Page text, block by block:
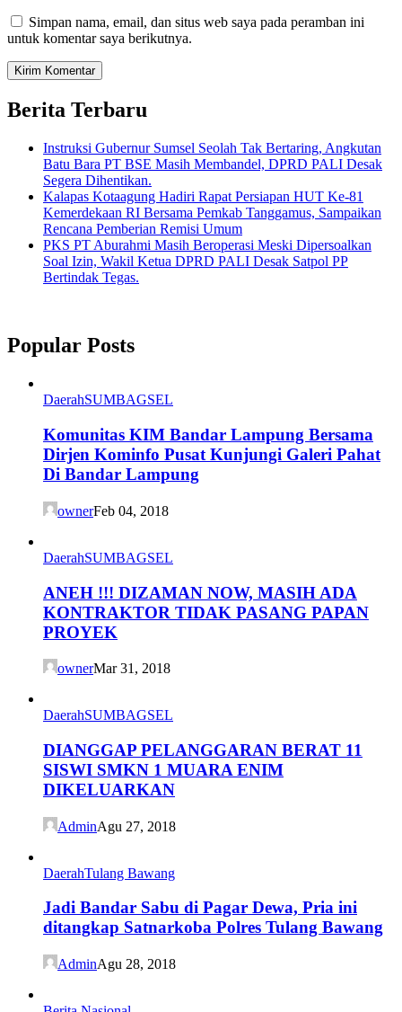
Simpan nama, email, dan situs web saya pada peramban ini
untuk komentar saya berikutnya.
Berita Terbaru
Instruksi Gubernur Sumsel Seolah Tak Bertaring, Angkutan
Batu Bara PT BSE Masih Membandel, DPRD PALI Desak
Segera Dihentikan.
Kalapas Kotaagung Hadiri Rapat Persiapan HUT Ke-81
Kemerdekaan RI Bersama Pemkab Tanggamus, Sampaikan
Rencana Pemberian Remisi Umum
PKS PT Aburahmi Masih Beroperasi Meski Dipersoalkan
Soal Izin, Wakil Ketua DPRD PALI Desak Satpol PP
Bertindak Tegas.
Popular Posts
DaerahSUMBAGSEL
Komunitas KIM Bandar Lampung Bersama
Dirjen Kominfo Pusat Kunjungi Galeri Pahat
Di Bandar Lampung
ownerFeb 04, 2018
DaerahSUMBAGSEL
ANEH !!! DIZAMAN NOW, MASIH ADA
KONTRAKTOR TIDAK PASANG PAPAN
PROYEK
ownerMar 31, 2018
DaerahSUMBAGSEL
DIANGGAP PELANGGARAN BERAT 11
SISWI SMKN 1 MUARA ENIM
DIKELUARKAN
AdminAgu 27, 2018
DaerahTulang Bawang
Jadi Bandar Sabu di Pagar Dewa, Pria ini
ditangkap Satnarkoba Polres Tulang Bawang
AdminAgu 28, 2018